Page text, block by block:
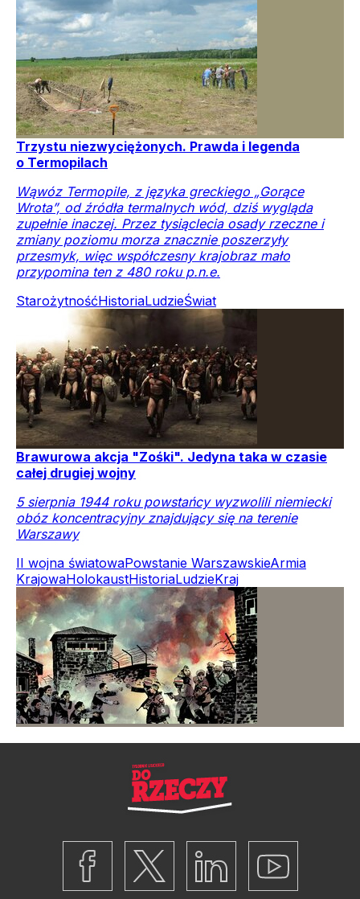
Trzystu niezwyciężonych. Prawda i legenda
o Termopilach
Wąwóz Termopile, z języka greckiego „Gorące
Wrota”, od źródła termalnych wód, dziś wygląda
zupełnie inaczej. Przez tysiąclecia osady rzeczne i
zmiany poziomu morza znacznie poszerzyły
przesmyk, więc współczesny krajobraz mało
przypomina ten z 480 roku p.n.e.
StarożytnośćHistoriaLudzieŚwiat
Brawurowa akcja "Zośki". Jedyna taka w czasie
całej drugiej wojny
5 sierpnia 1944 roku powstańcy wyzwolili niemiecki
obóz koncentracyjny znajdujący się na terenie
Warszawy
II wojna światowaPowstanie WarszawskieArmia
KrajowaHolokaustHistoriaLudzieKraj